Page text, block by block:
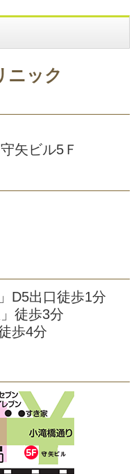
ニック
矢ビル5Ｆ
D5出口徒歩1分
徒歩3分
歩4分